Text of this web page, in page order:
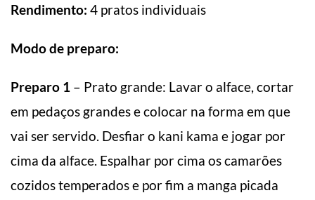
Rendimento: 4 pratos individuais
Modo de preparo:
Preparo 1 – Prato grande: Lavar o alface, cortar
em pedaços grandes e colocar na forma em que
vai ser servido. Desfiar o kani kama e jogar por
cima da alface. Espalhar por cima os camarões
cozidos temperados e por fim a manga picada